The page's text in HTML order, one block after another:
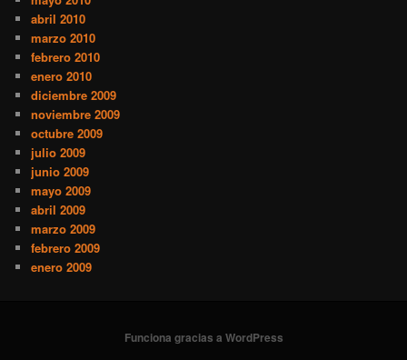
abril 2010
marzo 2010
febrero 2010
enero 2010
diciembre 2009
noviembre 2009
octubre 2009
julio 2009
junio 2009
mayo 2009
abril 2009
marzo 2009
febrero 2009
enero 2009
Funciona gracias a WordPress